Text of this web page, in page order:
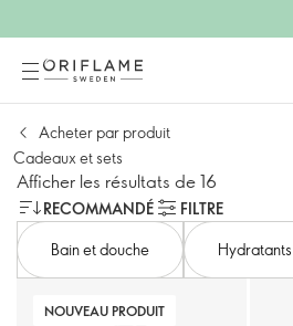
Acheter par produit
Cadeaux et sets
Afficher les résultats de 16
RECOMMANDÉ
FILTRE
Bain et douche
NOUVEAU PRODUIT